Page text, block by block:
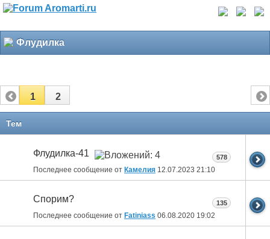
Флудилка
1 2
Тем
Флудилка-41
Последнее сообщение от Камелия 12.07.2023 21:10
578
Спорим?
Последнее сообщение от Fatiniass 06.08.2020 19:02
135